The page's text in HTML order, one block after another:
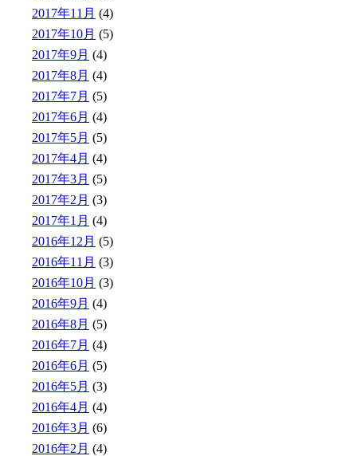
2017年11月 (4)
2017年10月 (5)
2017年9月 (4)
2017年8月 (4)
2017年7月 (5)
2017年6月 (4)
2017年5月 (5)
2017年4月 (4)
2017年3月 (5)
2017年2月 (3)
2017年1月 (4)
2016年12月 (5)
2016年11月 (3)
2016年10月 (3)
2016年9月 (4)
2016年8月 (5)
2016年7月 (4)
2016年6月 (5)
2016年5月 (3)
2016年4月 (4)
2016年3月 (6)
2016年2月 (4)